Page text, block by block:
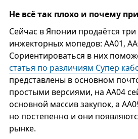
Не всё так плохо и почему
Сейчас в Японии продаётся
инжекторных мопедов: AA01,
Сориентироваться в них
статья по различиям Супер
представлены в основном
простыми версиями, на АА04
основной массив закупок, а
но постепенно и они
рынке.